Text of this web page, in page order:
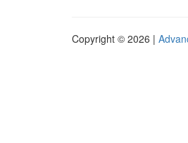
Copyright © 2026 |